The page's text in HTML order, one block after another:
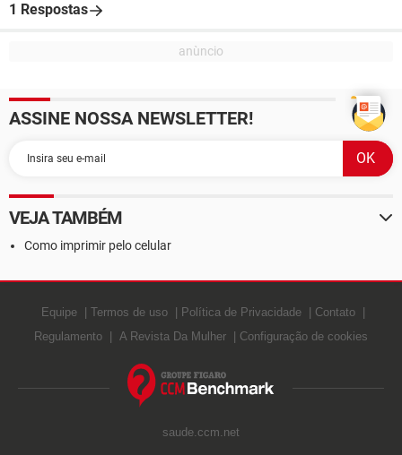
1 Respostas
ASSINE NOSSA NEWSLETTER!
VEJA TAMBÉM
Como imprimir pelo celular
Equipe Termos de uso Política de Privacidade
Contato
Regulamento
A Revista Da Mulher Configuração de cookies
saude.ccm.net